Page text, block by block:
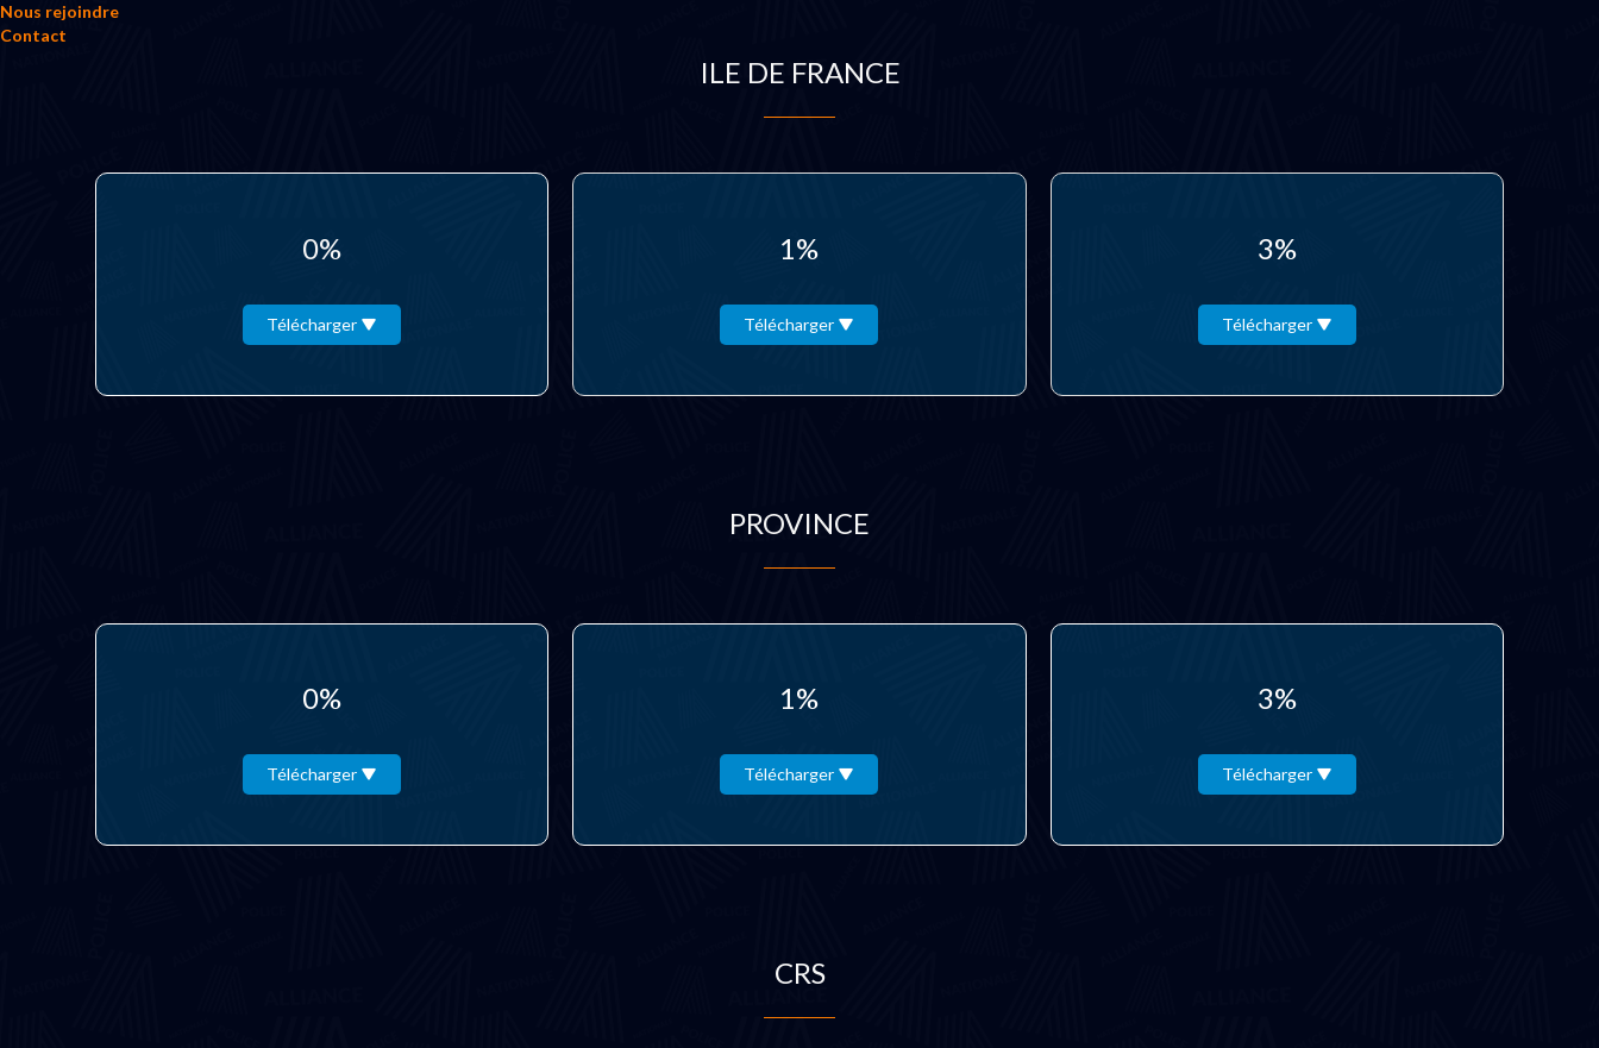
Nous rejoindre
Contact
ILE DE FRANCE
0%
Télécharger
1%
Télécharger
3%
Télécharger
PROVINCE
0%
Télécharger
1%
Télécharger
3%
Télécharger
CRS